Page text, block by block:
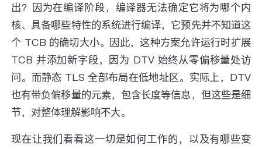
出？因为在编译阶段，编译器无法确定它将为哪个内
核、具备哪些特性的系统进行编译，它预先并不知道这
个 TCB 的确切大小。因此，这种方案允许运行时扩展
TCB 并添加新字段，因为 DTV 始终从零偏移量处访
问。而静态 TLS 全部布局在低地址区。实际上，DTV
也有带负偏移量的元素，包含长度等信息，但这些是细
节，对整体理解影响不大。
现在让我们看看这一切是如何工作的，以及有哪些变